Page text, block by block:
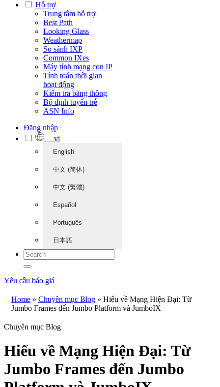
Hỗ trợ
Trung tâm hỗ trợ
Best Path
Looking Glass
Weathermap
So sánh IXP
Common IXes
Máy tính mạng con IP
Tính toán thời gian
hoạt động
Kiểm tra băng thông
Bộ định tuyến trễ
ASN Info
Đăng nhập
vi
English
中文 (简体)
中文 (繁體)
Español
Português
日本語
Yêu cầu báo giá
Home » Chuyên mục Blog » Hiểu về Mạng Hiện Đại: Từ
Jumbo Frames đến Jumbo Platform và JumboIX
Chuyên mục Blog
Hiểu về Mạng Hiện Đại: Từ
Jumbo Frames đến Jumbo